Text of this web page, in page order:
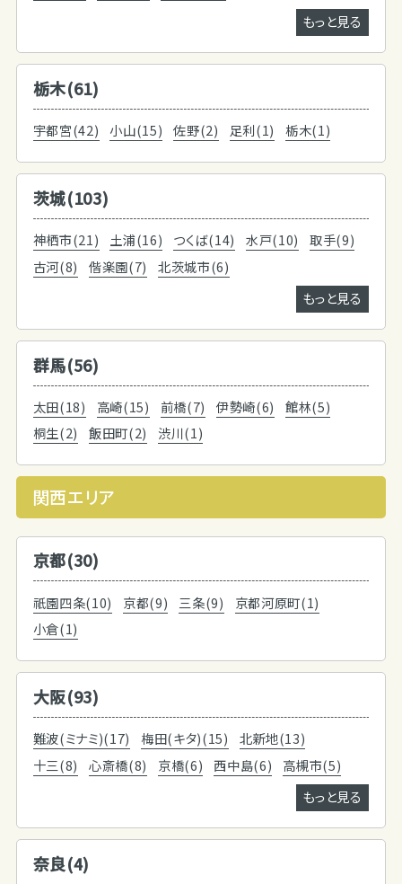
もっと見る
栃木(61)
宇都宮(42) 小山(15) 佐野(2) 足利(1) 栃木(1)
茨城(103)
神栖市(21) 土浦(16) つくば(14) 水戸(10)
取手(9)
古河(8)
偕楽園(7)
北茨城市(6)
もっと見る
群馬(56)
太田(18) 高崎(15) 前橋(7) 伊勢崎(6)
館林(5)
桐生(2)
飯田町(2) 渋川(1)
関西エリア
京都(30)
祇園四条(10) 京都(9) 三条(9)
京都河原町(1)
小倉(1)
大阪(93)
難波(ミナミ)(17) 梅田(キタ)(15)
北新地(13)
十三(8)
心斎橋(8) 京橋(6) 西中島(6)
高槻市(5)
もっと見る
奈良(4)